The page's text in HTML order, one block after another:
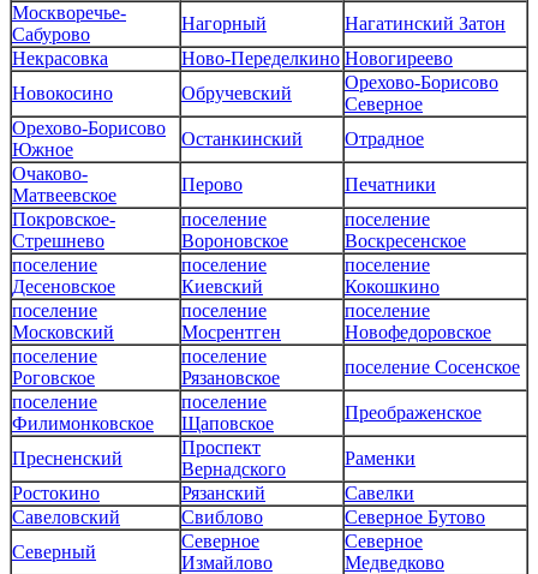
Москворечье-
Сабурово
Нагорный
Нагатинский Затон
Некрасовка
Ново-Переделкино Новогиреево
Новокосино
Обручевский
Орехово-Борисово
Северное
Орехово-Борисово
Южное
Останкинский
Отрадное
Очаково-
Матвеевское
Перово
Печатники
Покровское-
Стрешнево
поселение
Вороновское
поселение
Воскресенское
поселение
Десеновское
поселение
Киевский
поселение
Кокошкино
поселение
Московский
поселение
Мосрентген
поселение
Новофедоровское
поселение
Роговское
поселение
Рязановское
поселение Сосенское
поселение
Филимонковское
поселение
Щаповское
Преображенское
Пресненский
Проспект
Вернадского
Раменки
Ростокино
Рязанский
Савелки
Савеловский
Свиблово
Северное Бутово
Северный
Северное
Измайлово
Северное
Медведково